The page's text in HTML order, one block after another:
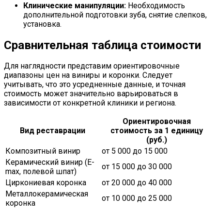
Клинические манипуляции: Необходимость
дополнительной подготовки зуба, снятие слепков,
установка.
Сравнительная таблица стоимости
Для наглядности представим ориентировочные
диапазоны цен на виниры и коронки. Следует
учитывать, что это усредненные данные, и точная
стоимость может значительно варьироваться в
зависимости от конкретной клиники и региона.
Вид реставрации
Ориентировочная
стоимость за 1 единицу
(руб.)
Композитный винир
от 5 000 до 15 000
Керамический винир (E-
max, полевой шпат)
от 15 000 до 30 000
Циркониевая коронка
от 20 000 до 40 000
Металлокерамическая
коронка
от 10 000 до 25 000